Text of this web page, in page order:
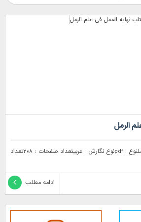
الرمل
کتاب نهایه العمل فی علم الرملنوع : pdfنوع نگارش : عربیتعداد صفحات : ۲۰۸تعداد
ادامه مطلب